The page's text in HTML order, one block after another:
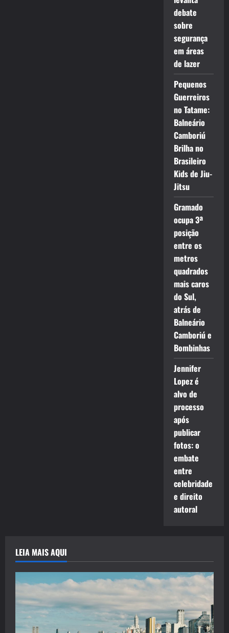
debate
sobre
segurança
em áreas
de lazer
Pequenos
Guerreiros
no Tatame:
Balneário
Camboriú
Brilha no
Brasileiro
Kids de Jiu-
Jitsu
Gramado
ocupa 3ª
posição
entre os
metros
quadrados
mais caros
do Sul,
atrás de
Balneário
Camboriú e
Bombinhas
Jennifer
Lopez é
alvo de
processo
após
publicar
fotos: o
embate
entre
celebridade
e direito
autoral
LEIA MAIS AQUI